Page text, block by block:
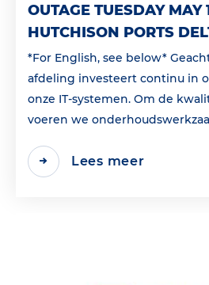
OUTAGE TUESDAY MAY
HUTCHISON PORTS
*For English, see below*
afdeling investeert continu in
onze IT-systemen. Om de
voeren we
Lees meer